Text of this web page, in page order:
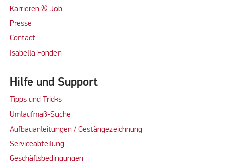
Karrieren & Job
Presse
Contact
Isabella Fonden
Hilfe und Support
Tipps und Tricks
Umlaufmaß-Suche
Aufbauanleitungen / Gestängezeichnung
Serviceabteilung
Geschäftsbedingungen